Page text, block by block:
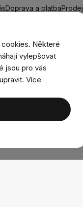
Některé
vylepšovat
jsou pro vás
Více
Doprava a platba
MužiŽenyDěti
v čokoládě